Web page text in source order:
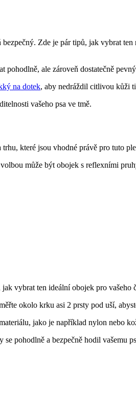
bezpečný. Zde je pár tipů, jak vybrat
pohodlně, ale zároveň dostatečně
na dotek, aby nedráždil citlivou kůži
vašeho psa ve tmě.
které jsou vhodné právě pro tuto
může být obojek s reflexními
vybrat ten ideální obojek pro vašeho
okolo krku asi 2 prsty pod uší,
jako je například nylon nebo
pohodlně a bezpečně hodil vašemu